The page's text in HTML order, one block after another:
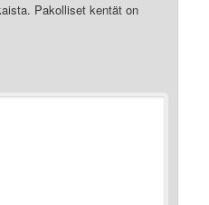
Pakolliset kentät on